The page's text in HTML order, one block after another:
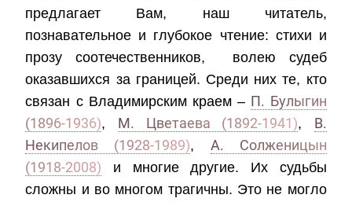
предлагает Вам, наш читатель,
познавательное и глубокое чтение: стихи и
прозу соотечественников, волею судеб
оказавшихся за границей. Среди них те, кто
связан с Владимирским краем – П. Булыгин
(1896-1936), М. Цветаева (1892-1941), В.
Некипелов (1928-1989), А. Солженицын
(1918-2008) и многие другие. Их судьбы
сложны и во многом трагичны. Это не могло